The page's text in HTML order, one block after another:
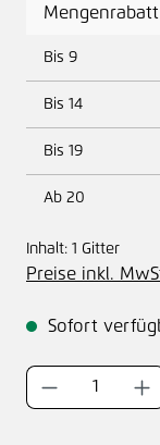
Mengenrabatt
Bis 9
Bis 14
Bis 19
Ab 20
Inhalt: 1 Gitter
Preise inkl.
Sofort
Produkt